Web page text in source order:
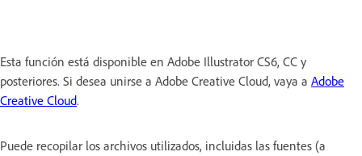
Esta función está disponible en Adobe Illustrator CS6, CC y
posteriores. Si desea unirse a Adobe Creative Cloud, vaya a Adobe
Creative Cloud.
Puede recopilar los archivos utilizados, incluidas las fuentes (a